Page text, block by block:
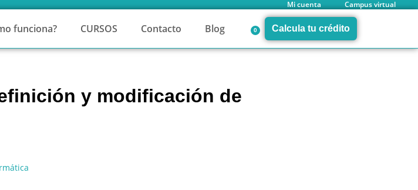
Mi cuenta Campus virtual
funciona? CURSOS Contacto Blog 0 Calcula tu crédito
y modificación de